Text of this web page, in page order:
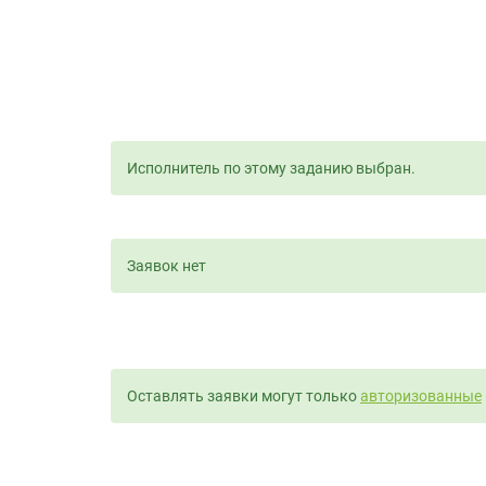
Исполнитель по этому заданию выбран.
Заявок нет
Оставлять заявки могут толькоавторизованные